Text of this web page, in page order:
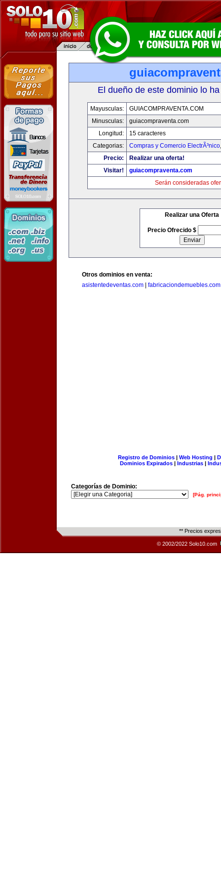
El dueño de este dominio lo
Mayusculas:
GUIACOMPRAVENTA.COM
Minusculas:
guiacompraventa.com
Longitud:
15 caracteres
Categorias:
Compras y Comercio ElectrÃ³nico
Precio:
Realizar una oferta!
Visitar!
guiacompraventa.com
Serán consideradas
Realizar una Oferta
Precio Ofrecido $
Otros dominios en venta:
asistentedeventas.com
fabricaciondemuebles.com
Registro de Dominios| Web Hosting |
Dominios Expirados | Industrias |
Categorías de Dominio:
[Pág.
** Precios
© 2002/2022 Solo10.com